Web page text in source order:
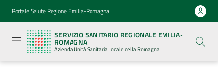
Vai al contenuto
Vai alla navigazione
Vai al footer
Portale Salute Regione Emilia-Romagna
SERVIZIO SANITARIO REGIONALE EMILIA-
ROMAGNA
Azienda Unità Sanitaria Locale della Romagna
Sanitario
Regionale
Emilia-
Romagna
Azienda